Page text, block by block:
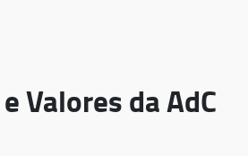
Valores da AdC